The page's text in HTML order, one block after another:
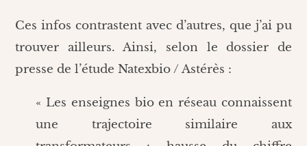
Ces infos contrastent avec d’autres, que j’ai pu
trouver ailleurs. Ainsi, selon le dossier de
presse de l’étude Natexbio / Astérès :
« Les enseignes bio en réseau connaissent
une trajectoire similaire aux